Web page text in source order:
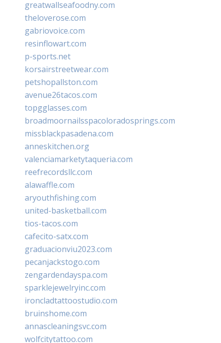
greatwallseafoodny.com
theloverose.com
gabriovoice.com
resinflowart.com
p-sports.net
korsairstreetwear.com
petshopallston.com
avenue26tacos.com
topgglasses.com
broadmoornailsspacoloradosprings.com
missblackpasadena.com
anneskitchen.org
valenciamarketytaqueria.com
reefrecordsllc.com
alawaffle.com
aryouthfishing.com
united-basketball.com
tios-tacos.com
cafecito-satx.com
graduacionviu2023.com
pecanjackstogo.com
zengardendayspa.com
sparklejewelryinc.com
ironcladtattoostudio.com
bruinshome.com
annascleaningsvc.com
wolfcitytattoo.com